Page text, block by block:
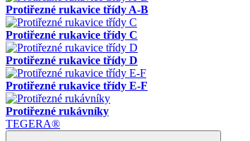
Protiřezné rukavice třídy A-B
Protiřezné rukavice třídy C
Protiřezné rukavice třídy D
Protiřezné rukavice třídy E-F
Protiřezné rukávníky
TEGERA®